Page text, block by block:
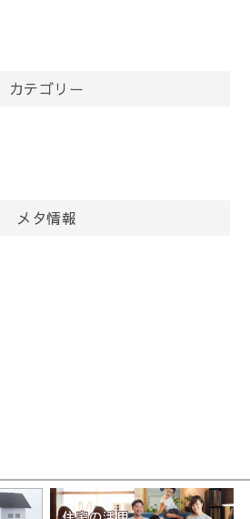
カテゴリー
メタ情報